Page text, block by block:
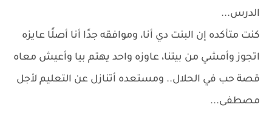
الدرس...
كنت متأكده إن البنت دي أنا، وموافقه جدًا أنا أصلًا عايزه
اتجوز وأمشي من بيتنا، عاوزه واحد يهتم بيا وأعيش معاه
قصة حب في الحلال.. ومستعده أتنازل عن التعليم لأجل
مصطفى...